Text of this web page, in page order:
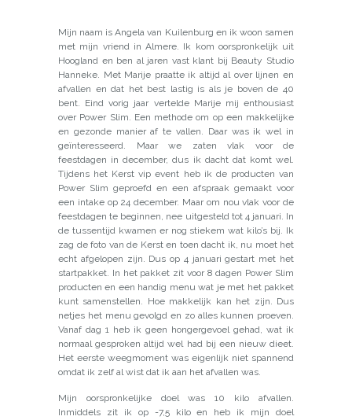
Mijn naam is Angela van Kuilenburg en ik woon samen
met mijn vriend in Almere. Ik kom oorspronkelijk uit
Hoogland en ben al jaren vast klant bij Beauty Studio
Hanneke. Met Marije praatte ik altijd al over lijnen en
afvallen en dat het best lastig is als je boven de 40
bent. Eind vorig jaar vertelde Marije mij enthousiast
over Power Slim. Een methode om op een makkelijke
en gezonde manier af te vallen. Daar was ik wel in
geïnteresseerd. Maar we zaten vlak voor de
feestdagen in december, dus ik dacht dat komt wel.
Tijdens het Kerst vip event heb ik de producten van
Power Slim geproefd en een afspraak gemaakt voor
een intake op 24 december. Maar om nou vlak voor de
feestdagen te beginnen, nee uitgesteld tot 4 januari. In
de tussentijd kwamen er nog stiekem wat kilo’s bij. Ik
zag de foto van de Kerst en toen dacht ik, nu moet het
echt afgelopen zijn. Dus op 4 januari gestart met het
startpakket. In het pakket zit voor 8 dagen Power Slim
producten en een handig menu wat je met het pakket
kunt samenstellen. Hoe makkelijk kan het zijn. Dus
netjes het menu gevolgd en zo alles kunnen proeven.
Vanaf dag 1 heb ik geen hongergevoel gehad, wat ik
normaal gesproken altijd wel had bij een nieuw dieet.
Het eerste weegmoment was eigenlijk niet spannend
omdat ik zelf al wist dat ik aan het afvallen was.
Mijn oorspronkelijke doel was 10 kilo afvallen.
Inmiddels zit ik op -7,5 kilo en heb ik mijn doel